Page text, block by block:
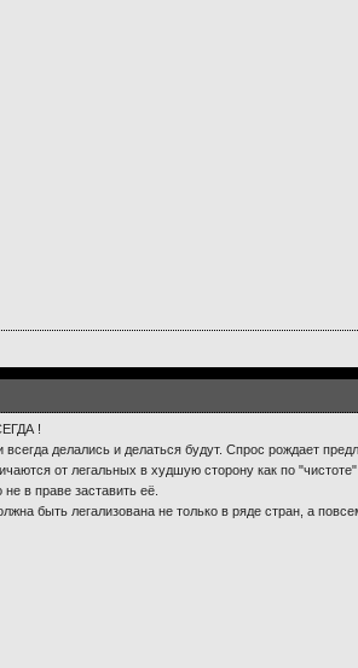
!
всегда делались и делаться будут. Спрос рождает
от легальных в худшую сторону как по
в праве заставить её.
быть легализована не только в ряде стран, а